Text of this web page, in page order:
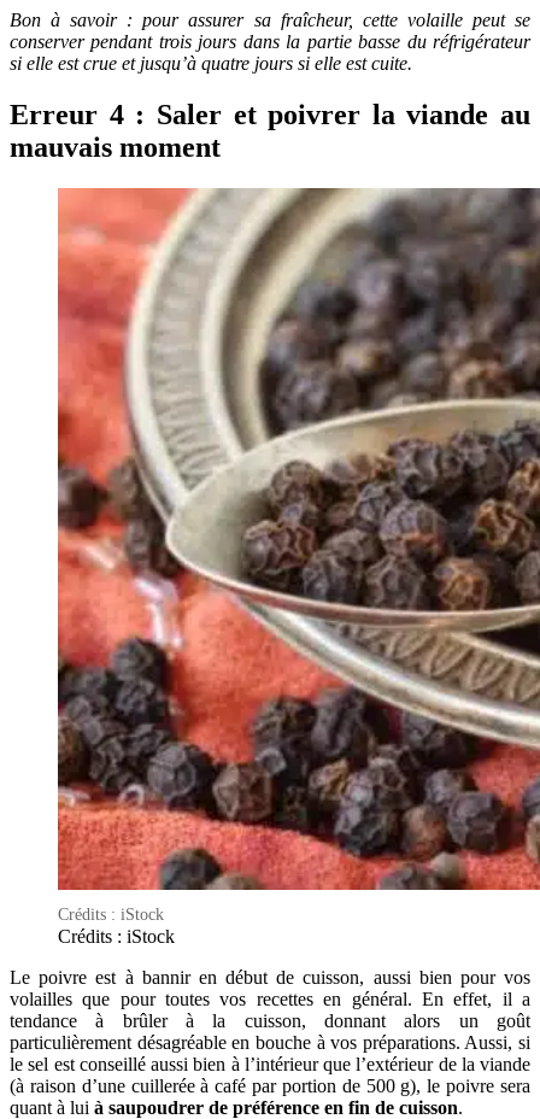
Bon à savoir : pour assurer sa fraîcheur, cette volaille peut se
conserver pendant trois jours dans la partie basse du réfrigérateur
si elle est crue et jusqu’à quatre jours si elle est cuite.
Erreur 4 : Saler et poivrer la viande au
mauvais moment
Crédits : iStock
Crédits : iStock
Le poivre est à bannir en début de cuisson, aussi bien pour vos
volailles que pour toutes vos recettes en général. En effet, il a
tendance à brûler à la cuisson, donnant alors un goût
particulièrement désagréable en bouche à vos préparations. Aussi, si
le sel est conseillé aussi bien à l’intérieur que l’extérieur de la viande
(à raison d’une cuillerée à café par portion de 500 g), le poivre sera
quant à lui à saupoudrer de préférence en fin de cuisson.